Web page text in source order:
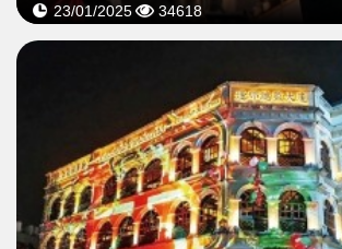
23/01/2025 34618